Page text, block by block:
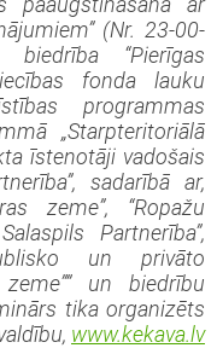
(Nr. 23-00-
biedrība “Pierīgas
fonda lauku
programmas
„Starpteritoriālā
īstenotāji vadošais
sadarībā ar,
zeme”, “Ropažu
Partnerība”,
un privāto
un biedrību
tika organizēts
www.kekava.lv